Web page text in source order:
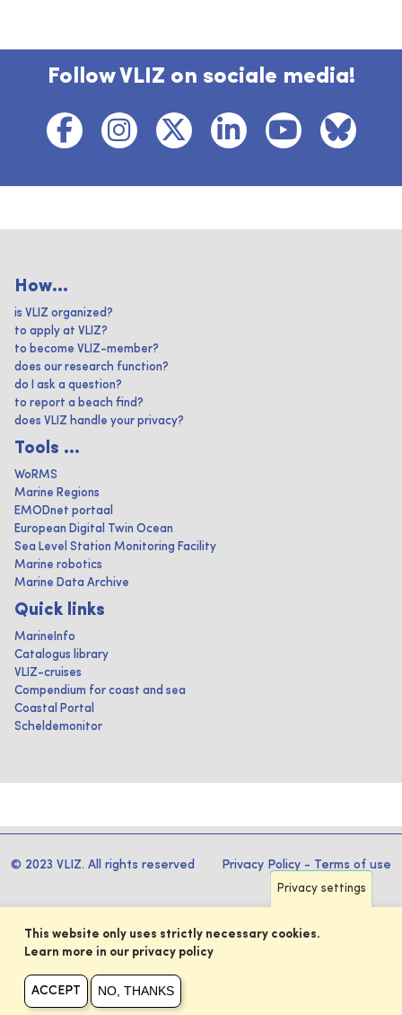
Follow VLIZ on sociale media!
How...
is VLIZ organized?
to apply at VLIZ?
to become VLIZ-member?
does our research function?
do I ask a question?
to report a beach find?
does VLIZ handle your privacy?
Tools ...
WoRMS
Marine Regions
EMODnet portaal
European Digital Twin Ocean
Sea Level Station Monitoring Facility
Marine robotics
Marine Data Archive
Quick links
MarineInfo
Catalogus library
VLIZ-cruises
Compendium for coast and sea
Coastal Portal
Scheldemonitor
© 2023 VLIZ. All rights reserved Privacy Policy - Terms of use
Privacy settings
This website only uses strictly necessary cookies.
Learn more in our privacy policy
ACCEPT NO, THANKS